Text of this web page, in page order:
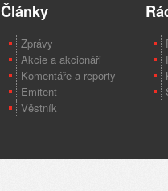
Články
Zprávy
Akcie a akcionáři
Komentáře a reporty
Emitent
Věstník